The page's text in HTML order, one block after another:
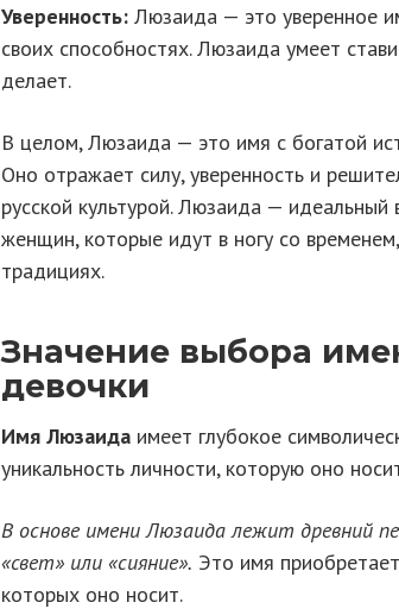
Уверенность: Люзаида — это уверенное
своих способностях. Люзаида умеет
делает.
В целом, Люзаида — это имя с богатой
Оно отражает силу, уверенность и
русской культурой. Люзаида —
женщин, которые идут в ногу со
традициях.
Значение выбора
девочки
Имя Люзаида имеет глубокое
уникальность личности, которую оно
В основе имени Люзаида лежит древний
«свет» или «сияние». Это имя
которых оно носит.